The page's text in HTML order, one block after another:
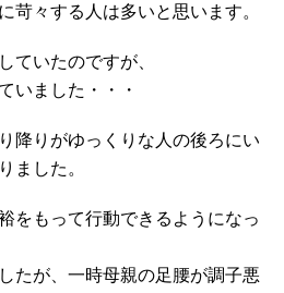
苛々する人は多いと思います。
ていたのですが、
いました・・・
降りがゆっくりな人の後ろにい
ました。
をもって行動できるようになっ
たが、一時母親の足腰が調子悪